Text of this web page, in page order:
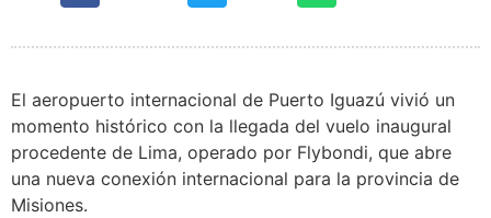
El aeropuerto internacional de Puerto Iguazú vivió un
momento histórico con la llegada del vuelo inaugural
procedente de Lima, operado por Flybondi, que abre
una nueva conexión internacional para la provincia de
Misiones.